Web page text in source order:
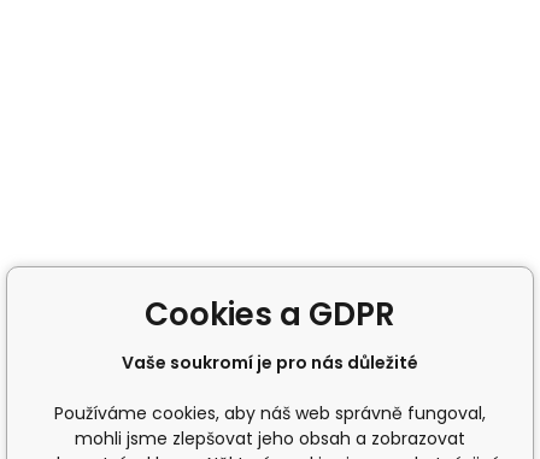
Cookies a GDPR
Vaše soukromí je pro nás důležité
Používáme cookies, aby náš web správně fungoval,
mohli jsme zlepšovat jeho obsah a zobrazovat